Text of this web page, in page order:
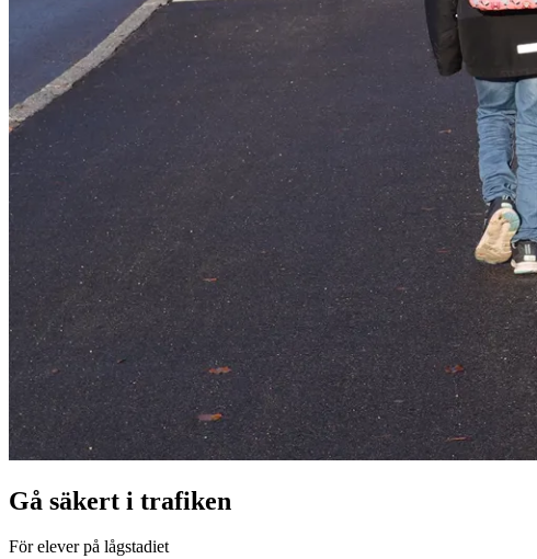
Gå säkert i trafiken
För elever på lågstadiet